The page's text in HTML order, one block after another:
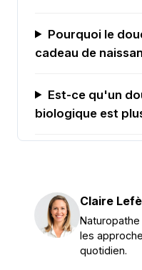
Pourquoi le
cadeau de
Est-ce qu'un
biologique est
Claire
les
quotidien.